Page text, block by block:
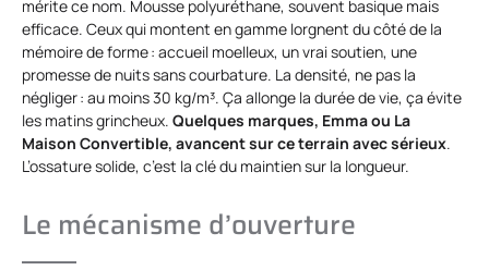
mérite ce nom. Mousse polyuréthane, souvent basique mais
efficace. Ceux qui montent en gamme lorgnent du côté de la
mémoire de forme : accueil moelleux, un vrai soutien, une
promesse de nuits sans courbature. La densité, ne pas la
négliger : au moins 30 kg/m³. Ça allonge la durée de vie, ça évite
les matins grincheux. Quelques marques, Emma ou La
Maison Convertible, avancent sur ce terrain avec sérieux.
L’ossature solide, c’est la clé du maintien sur la longueur.
Le mécanisme d’ouverture